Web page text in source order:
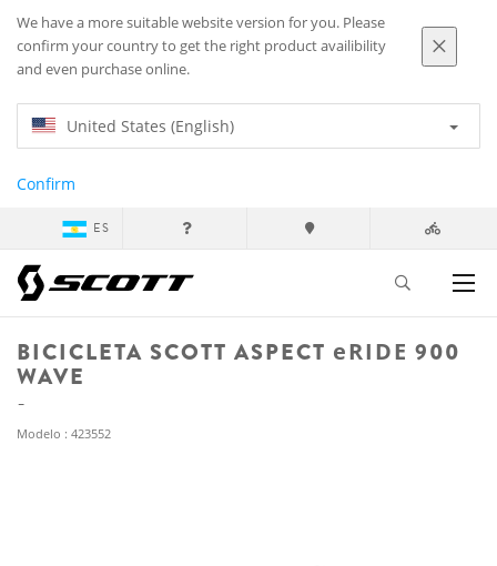
We have a more suitable website version for you. Please
confirm your country to get the right product availibility
and even purchase online.
United States (English)
Confirm
ES
BICICLETA SCOTT ASPECT eRIDE 900
WAVE
Modelo : 423552